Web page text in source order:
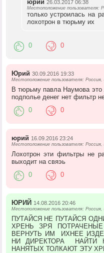
юрий 26.03.2017 06:38
Местоположение пользователя:
только устроилась на
лохотрон в тюрьму их
0 0
Юрий 30.09.2016 19:33
Местоположение пользователя: Россия,
В тюрьму павла Наумова
подполье денег нет фильтр
0 0
юрий 16.09.2016 23:24
Местоположение пользователя: Россия,
Лохотрон эти фильтры не
выходит на свяэь
0 0
ЮРИЙ 14.08.2016 20:46
Местоположение пользователя: Россия,
ПУТАЙСЯ НЕ ПУТАЙСЯ
ХРЕНЬ ЗРЯ
ВЕРНУТЬ ИМ ИХНЕЕ
НИ ДИРЕКТОРА НАЙТИ
НАНЯТЫХ ТОЛКАЮТ ЭТУ